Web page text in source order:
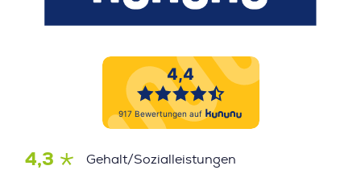
4,3 Gehalt/Sozialleistungen